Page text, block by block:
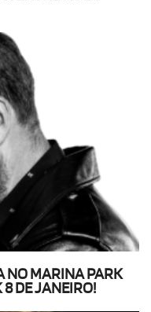
NO MARINA PARK
8 DE JANEIRO!